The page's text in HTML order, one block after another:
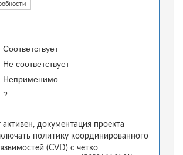
Соответствует
Не соответствует
Неприменимо
?
активен, документация проекта
политику координированного
(CVD) с четко